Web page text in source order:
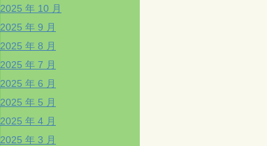
2025 年 10 月
2025 年 9 月
2025 年 8 月
2025 年 7 月
2025 年 6 月
2025 年 5 月
2025 年 4 月
2025 年 3 月